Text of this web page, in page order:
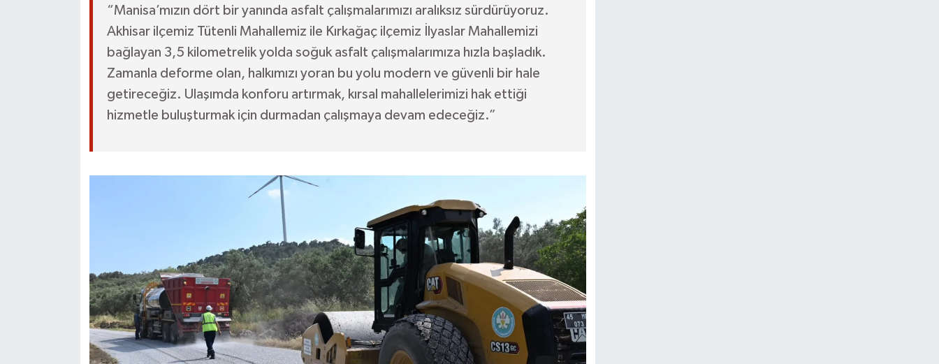
“Manisa’mızın dört bir yanında asfalt çalışmalarımızı aralıksız sürdürüyoruz.
Akhisar ilçemiz Tütenli Mahallemiz ile Kırkağaç ilçemiz İlyaslar Mahallemizi
bağlayan 3,5 kilometrelik yolda soğuk asfalt çalışmalarımıza hızla başladık.
Zamanla deforme olan, halkımızı yoran bu yolu modern ve güvenli bir hale
getireceğiz. Ulaşımda konforu artırmak, kırsal mahallelerimizi hak ettiği
hizmetle buluşturmak için durmadan çalışmaya devam edeceğiz.”